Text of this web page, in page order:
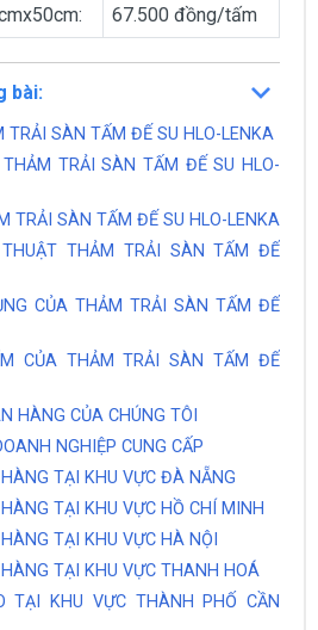
67.500 đồng/tấm
bài:
TRẢI SÀN TẤM ĐẾ SU HLO-LENKA
TRẢI SÀN TẤM ĐẾ SU HLO-
TRẢI SÀN TẤM ĐẾ SU HLO-LENKA
THẢM TRẢI SÀN TẤM ĐẾ
CỦA THẢM TRẢI SÀN TẤM ĐẾ
CỦA THẢM TRẢI SÀN TẤM ĐẾ
HÀNG CỦA CHÚNG TÔI
NGHIỆP CUNG CẤP
TẠI KHU VỰC ĐÀ NẴNG
TẠI KHU VỰC HỒ CHÍ MINH
TẠI KHU VỰC HÀ NỘI
TẠI KHU VỰC THANH HOÁ
TẠI KHU VỰC THÀNH PHỐ CẦN